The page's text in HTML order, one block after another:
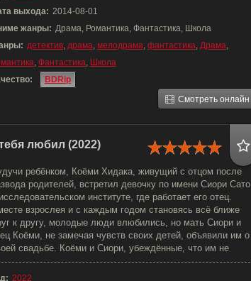
выхода: 2014-08-01
жанры: Драма, Романтика, Фантастика, Школа
детектив, драма, мелодрама, фантастика, Драма,
, Фантастика, Школа
BDRip
Смотреть онлайн
любил (2022)
ребёнком, Коёми Хидака, живущий с отцом после
родителей, встретил девочку по имени Сиори Сато
институте, где работает его отец.
взрослея и с каждым годом становясь всё ближе
к другу, молодые люди влюбились, но мать Сиори и
Коёми, не замечая чувств своих детей, объявили им о
свадьбе. Коёми и Сиори, убеждённые, что им не
2022